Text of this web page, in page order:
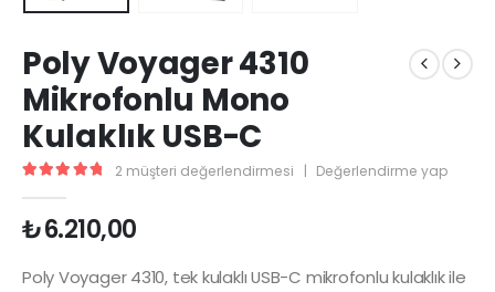
Poly Voyager 4310
Mikrofonlu Mono
Kulaklık USB-C
2 müşteri değerlendirmesi | Değerlendirme yap
₺6.210,00
Poly Voyager 4310, tek kulaklı USB-C mikrofonlu kulaklık ile